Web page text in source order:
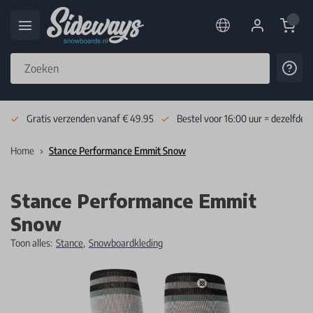
Cart
Gratis verzenden vanaf € 49.95 Bestel voor 16:00 uur = dezelfde
Home Stance Performance Emmit Snow
Stance Performance Emmit
Snow
Toon alles: Stance, Snowboardkleding